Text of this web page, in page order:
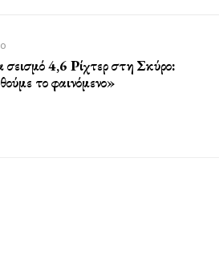
4,6 Ρίχτερ στη Σκύρο:
το φαινόμενο»